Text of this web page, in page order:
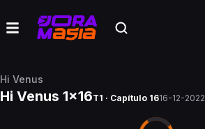
Hi Venus
Hi Venus 1x16T1 · Capítulo 1616-12-2022